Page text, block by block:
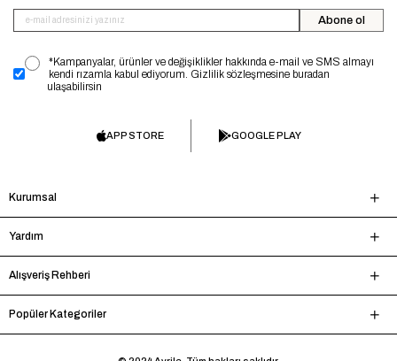
Abone ol
*Kampanyalar, ürünler ve değişiklikler hakkında e-mail ve SMS almayı
kendi rızamla kabul ediyorum. Gizlilik sözleşmesine buradan
ulaşabilirsin
APP STORE GOOGLE PLAY
Kurumsal
Yardım
Alışveriş Rehberi
Popüler Kategoriler